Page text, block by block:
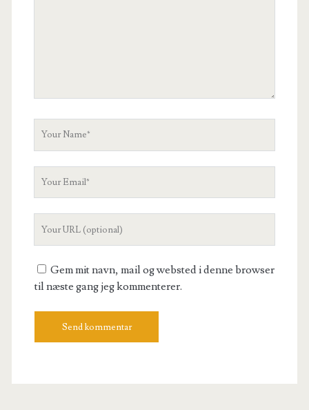
Gem mit navn, mail og websted i denne browser
til næste gang jeg kommenterer.